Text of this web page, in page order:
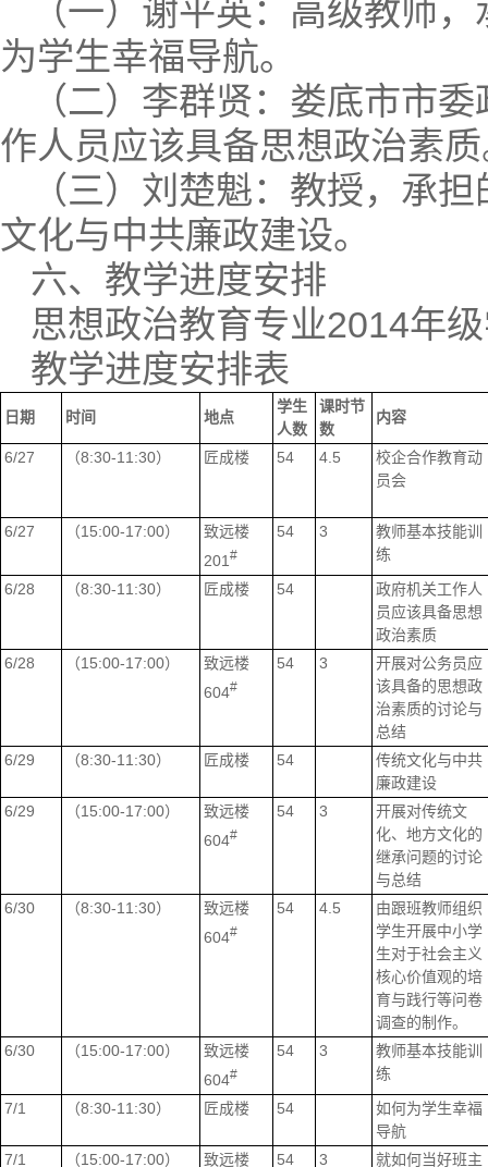
（一）谢平英：高级教师
为学生幸福导航。
（二）李群贤：娄底市市
作人员应该具备思想政治素
（三）刘楚魁：教授，承
文化与中共廉政建设。
六、教学进度安排
思想政治教育专业2014年
教学进度安排表
日期 时间 地点
学生
人数
课时节
数
内容
6/27 （8:30-11:30） 匠成楼 54 4.5
校企合作教育动
员会
6/27 （15:00-17:00）
致远楼
201 #
54 3
教师基本技能训
练
6/28
（8:30-11:30） 匠成楼 54
政府机关工作人
员应该具备思想
政治素质
6/28
（15:00-17:00）
致远楼
604#
54 3
开展对公务员应
该具备的思想政
治素质的讨论与
总结
6/29
（8:30-11:30） 匠成楼 54
传统文化与中共
廉政建设
6/29
（15:00-17:00）
致远楼
604#
54 3
开展对传统文
化、地方文化的
继承问题的讨论
与总结
6/30
（8:30-11:30）
致远楼
604#
54 4.5
由跟班教师组织
学生开展中小学
生对于社会主义
核心价值观的培
育与践行等问卷
调查的制作。
6/30
（15:00-17:00）
致远楼
604#
54 3
教师基本技能训
练
7/1
（8:30-11:30） 匠成楼 54
如何为学生幸福
导航
7/1
（15:00-17:00）
致远楼
54 3
就如何当好班主